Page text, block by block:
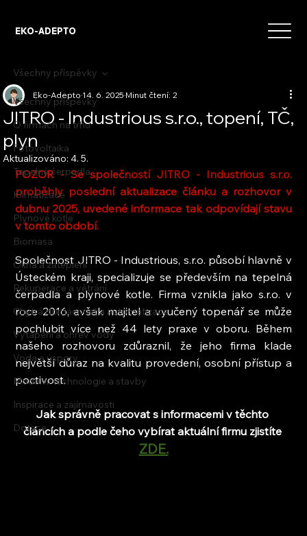
EKO-ADEPTO
Všechny příspěvky
O firmách na trhu
Fotovoltaika
Tepelná čerpadla
Klimatizace
Plynové kotle
Biomasa
Okna a zateplení
Rekuperace a větrání
Chytrá domácnost a automatizace
Vytápění a ohřev vody
Voda a úspory
Moderní technologie a stavby
Inspirace a zajímavosti
Dotace
Všechny příspěvky
JITRO - Industrious s.r.o., topení, TČ,
plyn
Eko-Adepto14. 6. 2025Minut čtení: 2
Aktualizováno:4. 5.
POZOR - Se společností JITRO - Industrious s.r.o.
proběhly poslední aktualizace článku a rozhovor v
dubnu 2025, uvedené informace tak odpovídají stavu
v tomto období.
Společnost JITRO - Industrious, s.r.o. působí hlavně v
Ústeckém kraji, specializuje se především na tepelná
čerpadla a plynové kotle. Firma vznikla jako s.r.o. v
roce 2016, avšak majitel a vyučený topenář se může
pochlubit více než 44 lety praxe v oboru. Během
našeho rozhovoru zdůraznil, že jeho firma klade
největší důraz na kvalitu provedení, osobní přístup a
poctivost.
Jak správně pracovat s informacemi v těchto
článcích a podle čeho vybírat aktuální firmu zjistíte
ZDE.